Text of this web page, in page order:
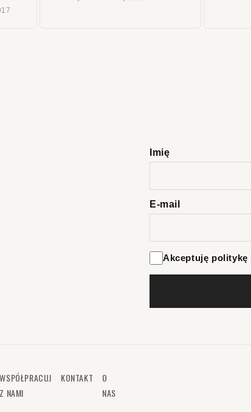
Imię
E-mail
Akceptuję politykę
WSPÓŁPRACUJ
Z NAMI
KONTAKT
O
NAS